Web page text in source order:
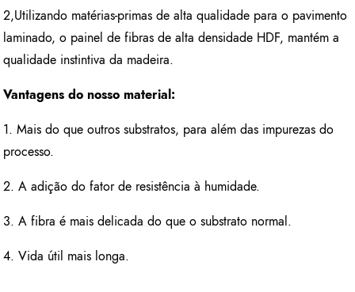
2,Utilizando matérias-primas de alta qualidade para o pavimento
laminado, o painel de fibras de alta densidade HDF, mantém a
qualidade instintiva da madeira.
Vantagens do nosso material:
1. Mais do que outros substratos, para além das impurezas do
processo.
2. A adição do fator de resistência à humidade.
3. A fibra é mais delicada do que o substrato normal.
4. Vida útil mais longa.